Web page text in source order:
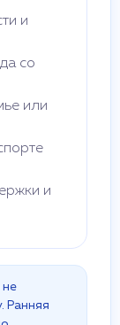
и
со
или
и
не
Ранняя